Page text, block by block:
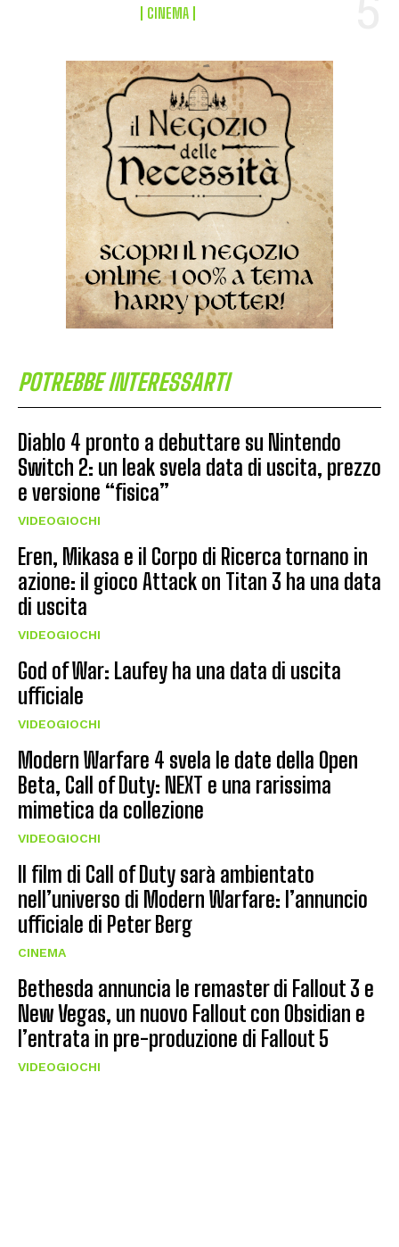
CINEMA
POTREBBE INTERESSARTI
Diablo 4 pronto a debuttare su Nintendo
Switch 2: un leak svela data di uscita, prezzo
e versione “fisica”
VIDEOGIOCHI
Eren, Mikasa e il Corpo di Ricerca tornano in
azione: il gioco Attack on Titan 3 ha una data
di uscita
VIDEOGIOCHI
God of War: Laufey ha una data di uscita
ufficiale
VIDEOGIOCHI
Modern Warfare 4 svela le date della Open
Beta, Call of Duty: NEXT e una rarissima
mimetica da collezione
VIDEOGIOCHI
Il film di Call of Duty sarà ambientato
nell’universo di Modern Warfare: l’annuncio
ufficiale di Peter Berg
CINEMA
Bethesda annuncia le remaster di Fallout 3 e
New Vegas, un nuovo Fallout con Obsidian e
l’entrata in pre-produzione di Fallout 5
VIDEOGIOCHI